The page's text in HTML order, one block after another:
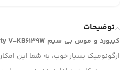
توضیحات
کیبورد و موس بی سیم Verity V-KB6139W
ارگونومیک بسیار خوب، به شما این